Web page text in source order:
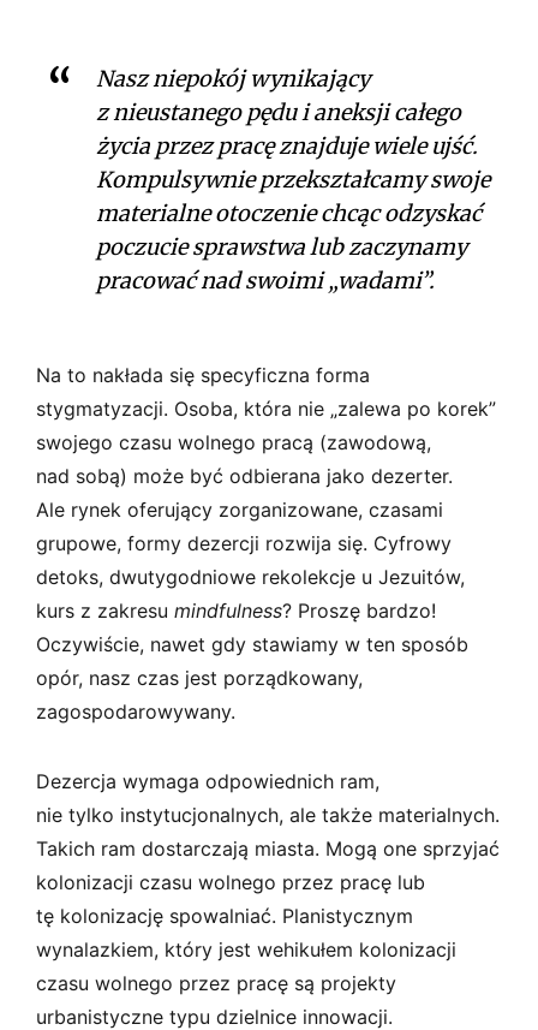
Nasz niepokój wynikający
z nieustanego pędu i aneksji całego
życia przez pracę znajduje wiele ujść.
Kompulsywnie przekształcamy swoje
materialne otoczenie chcąc odzyskać
poczucie sprawstwa lub zaczynamy
pracować nad swoimi „wadami”.
Na to nakłada się specyficzna forma
stygmatyzacji. Osoba, która nie „zalewa po korek”
swojego czasu wolnego pracą (zawodową,
nad sobą) może być odbierana jako dezerter.
Ale rynek oferujący zorganizowane, czasami
grupowe, formy dezercji rozwija się. Cyfrowy
detoks, dwutygodniowe rekolekcje u Jezuitów,
kurs z zakresu mindfulness? Proszę bardzo!
Oczywiście, nawet gdy stawiamy w ten sposób
opór, nasz czas jest porządkowany,
zagospodarowywany.
Dezercja wymaga odpowiednich ram,
nie tylko instytucjonalnych, ale także materialnych.
Takich ram dostarczają miasta. Mogą one sprzyjać
kolonizacji czasu wolnego przez pracę lub
tę kolonizację spowalniać. Planistycznym
wynalazkiem, który jest wehikułem kolonizacji
czasu wolnego przez pracę są projekty
urbanistyczne typu dzielnice innowacji.